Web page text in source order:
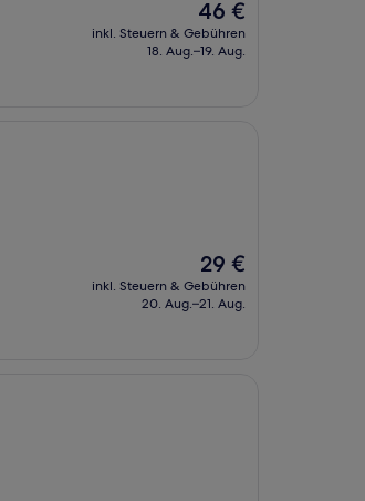
Der
Preis
beträgt
46 €
inkl. Steuern & Gebühren
18. Aug.–19. Aug.
Der
Preis
beträgt
29 €
inkl. Steuern & Gebühren
20. Aug.–21. Aug.